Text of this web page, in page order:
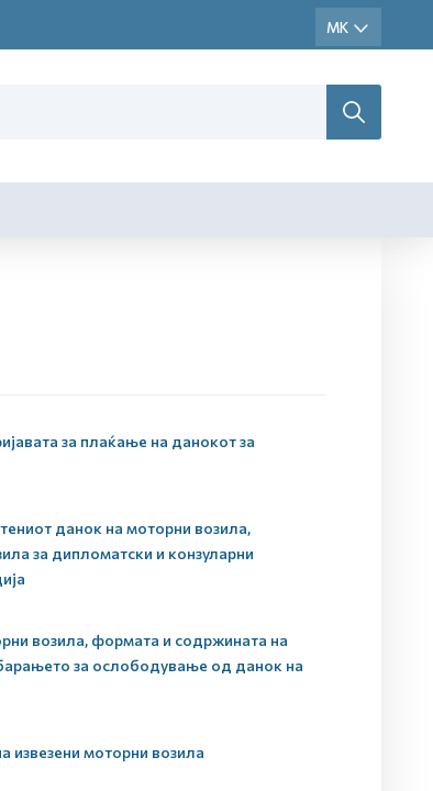
за плаќање на данокот за
данок на моторни возила,
за дипломатски и конзуларни
возила, формата и содржината на
за ослободување од данок на
извезени моторни возила